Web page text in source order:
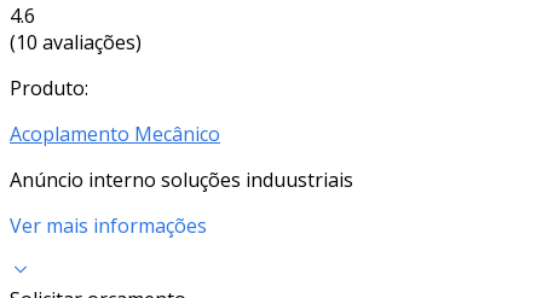
4.6
(10 avaliações)
Produto:
Acoplamento Mecânico
Anúncio interno soluções induustriais
Ver mais informações